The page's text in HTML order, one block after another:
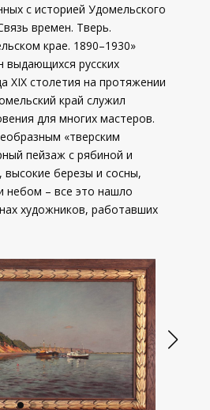
с историей Удомельского
времен. Тверь.
крае. 1890–1930»
выдающихся русских
XIX столетия на протяжении
край служил
для многих мастеров.
«тверским
пейзаж с рябиной и
высокие березы и сосны,
небом – все это нашло
художников, работавших